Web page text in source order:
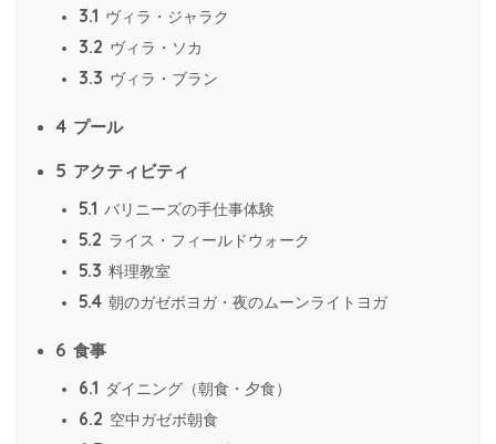
3.1 ヴィラ・ジャラク
3.2 ヴィラ・ソカ
3.3 ヴィラ・ブラン
4 プール
5 アクティビティ
5.1 バリニーズの手仕事体験
5.2 ライス・フィールドウォーク
5.3 料理教室
5.4 朝のガゼボヨガ・夜のムーンライトヨガ
6 食事
6.1 ダイニング（朝食・夕食）
6.2 空中ガゼボ朝食